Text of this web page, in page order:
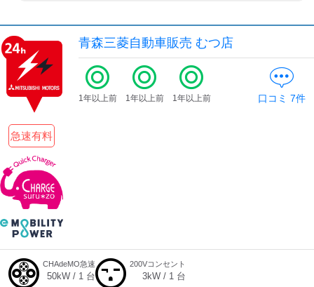
青森三菱自動車販売 むつ店
急速有料
1年以上前 1年以上前 1年以上前 口コミ 7件
CHAdeMO急速
50kW / 1 台
200Vコンセント
3kW / 1 台